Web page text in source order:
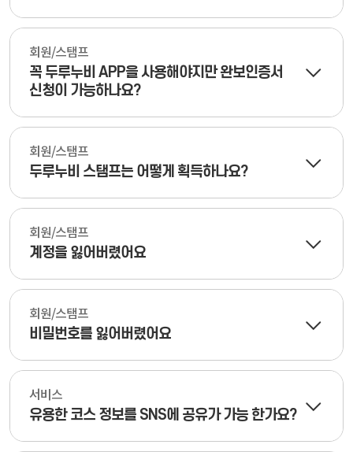
회원/스탬프
꼭 두루누비 APP을 사용해야지만 완보인증서
신청이 가능하나요?
회원/스탬프
두루누비 스탬프는 어떻게 획득하나요?
회원/스탬프
계정을 잃어버렸어요
회원/스탬프
비밀번호를 잃어버렸어요
서비스
유용한 코스 정보를 SNS에 공유가 가능 한가요?